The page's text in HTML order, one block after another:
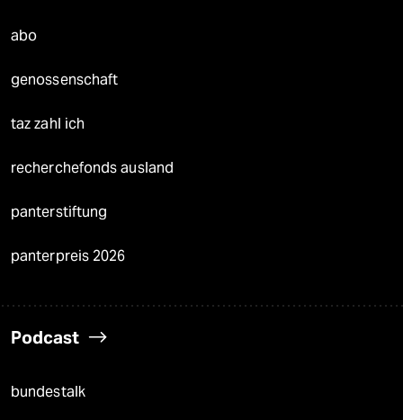
abo
genossenschaft
taz zahl ich
recherchefonds ausland
panterstiftung
panterpreis 2026
Podcast
bundestalk